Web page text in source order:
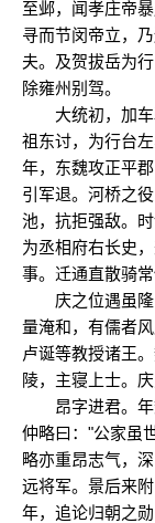
至邺，闻孝庄帝
寻而节闵帝立，
夫。及贺拔岳为
除雍州别驾。
大统初，加车
祖东讨，为行台
年，东魏攻正平
引军退。河桥之
池，抗拒强敌。
为丞相府右长史
事。迁通直散骑
庆之位遇虽隆
量淹和，有儒者
卢诞等教授诸王
陵，主寝上士。庆
昂字进君。年
仲略曰："公家虽
略亦重昂志气，
远将军。景后来
年，追论归朝之